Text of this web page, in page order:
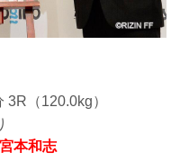
3R（120.0kg）
宮本和志